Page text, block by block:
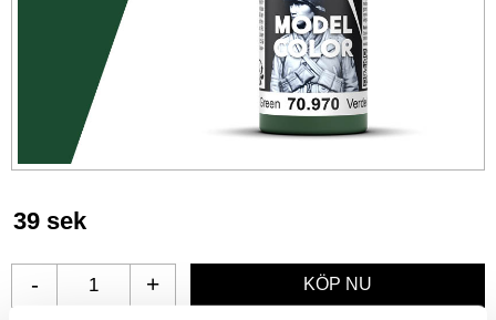
39 sek
+
-